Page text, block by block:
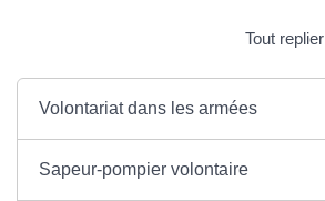
Tout replier
Volontariat dans les armées
Sapeur-pompier volontaire